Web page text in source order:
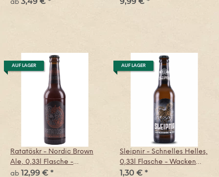
ab
AUF LAGER
Ratatöskr - Nordic Brown
Ale, 0,33l Flasche -
Wacken Brauerei
ab 12,99 € *
AUF LAGER
Sleipnir - Schnelles Helles,
0,33l Flasche - Wacken
Brauerei
1,30 € *